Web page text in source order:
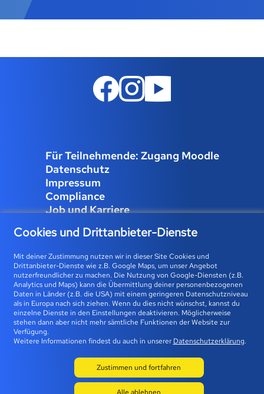
Für Teilnehmende: Zugang Moodle
Datenschutz
Impressum
Compliance
Job und Karriere
Bfz-Essen GmbH | Karolingerstraße 93 | 45141 Essen 0800
23 93 773 (gebührenfrei) |info@bfz-essen.de
© 2026 BFZ
Zustimmen und fortfahren
Cookies und Drittanbieter-Dienste
Mit deiner Zustimmung nutzen wir in dieser Site Cookies und
Drittanbieter-Dienste wie z.B. Google Maps, um unser Angebot
nutzerfreundlicher zu machen. Die Nutzung von Google-Diensten (z.B.
Analytics und Maps) kann die Übermittlung deiner personenbezogenen
Daten in Länder (z.B. die USA) mit einem geringeren Datenschutzniveau
als in Europa nach sich ziehen. Wenn du dies nicht wünschst, kannst du
einzelne Dienste in den Einstellungen deaktivieren. Möglicherweise
stehen dann aber nicht mehr sämtliche Funktionen der Website zur
Verfügung.
Weitere Informationen findest du auch in unserer Datenschutzerklärung.